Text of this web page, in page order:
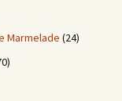
Marmelade (24)